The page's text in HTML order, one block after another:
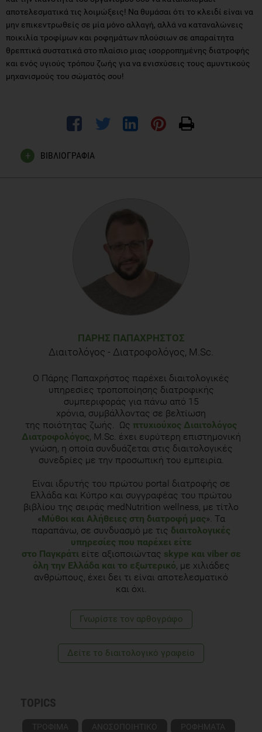
αποτελεσματικά τις λοιμώξεις! Να θυμάσαι ότι το κλειδί είναι να
μην επικεντρωθείς σε μία μόνο αλλαγή, αλλά να καταναλώνεις
ποικιλία τροφίμων και ροφημάτων πλούσιων σε απαραίτητα
θρεπτικά συστατικά στο πλαίσιο μιας ισορροπημένης διατροφής
και ενός υγιούς τρόπου ζωής για να ενισχύσεις τους αμυντικούς
μηχανισμούς του σώματός σου!
ΒΙΒΛΙΟΓΡΑΦΙΑ
Jayawardena R et al. Enhancing immunity in viral infections,
Metabolic Syndrome: Clinical Research & Reviews. 2020;
Trends in Food Science & Technology 114
ΠΆΡΗΣ ΠΑΠΑΧΡΉΣΤΟΣ
Διαιτολόγος - Διατροφολόγος, M.Sc.
Ο Πάρης Παπαχρήστος παρέχει διαιτολογικές
υπηρεσίες τροποποίησης διατροφικής
συμπεριφοράς για πάνω από 15
χρόνια, συμβάλλοντας σε βελτίωση
της ποιότητας ζωής. Ως πτυχιούχος Διαιτολόγος
Διατροφολόγος, M.Sc. έχει ευρύτερη επιστημονική
γνώση, η οποία συνδυάζεται στις διαιτολογικές
συνεδρίες με την προσωπική του εμπειρία.
Είναι ιδρυτής του πρώτου portal διατροφής σε
Ελλάδα και Κύπρο και συγγραφέας του πρώτου
βιβλίου της σειράς medNutrition wellness, με τίτλο
«Μύθοι και Αλήθειες στη διατροφή μας». Τα
παραπάνω, σε συνδυασμό με τις διαιτολογικές
υπηρεσίες που παρέχει είτε
στο Παγκράτι είτε αξιοποιώντας skype και viber σε
όλη την Ελλάδα και το εξωτερικό , με χιλιάδες
ανθρώπους, έχει δει τι είναι αποτελεσματικό
και όχι.
Γνωρίστε τoν αρθογράφο
Δείτε το διαιτολογικό γραφείο
TOPICS
ΤΡΟΦΙΜΑ ΑΝΟΣΟΠΟΙΗΤΙΚΟ
ΡΟΦΗΜΑΤΑ